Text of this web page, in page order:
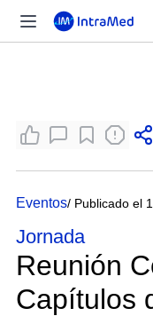
Eventos/ Publicado el
Jornada
Reunión
Capítulos